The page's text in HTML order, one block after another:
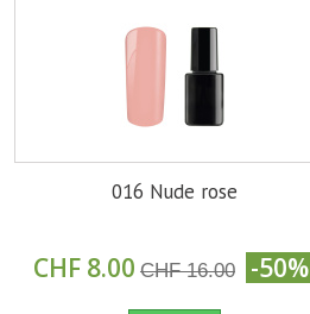
016 Nude rose
CHF 8.00 CHF 16.00 -50%